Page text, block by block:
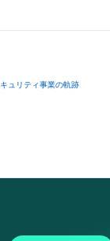
ュリティ事業の軌跡